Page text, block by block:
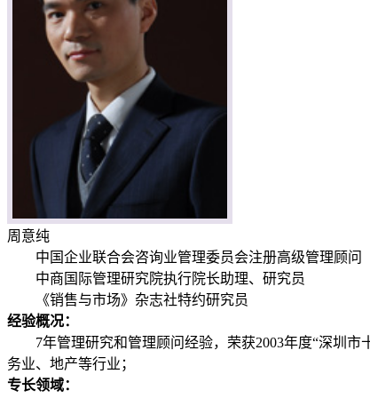
周意纯
中国企业联合会咨询业管理委员会注册高级管理顾问
中商国际管理研究院执行院长助理、研究员
《销售与市场》杂志社特约研究员
经验概况：
7年管理研究和管理顾问经验，荣获2003年度“深圳市
务业、地产等行业；
专长领域：